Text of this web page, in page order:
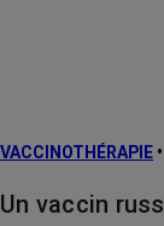
Traitements
VACCINOTHÉRAPIE •
Un vaccin